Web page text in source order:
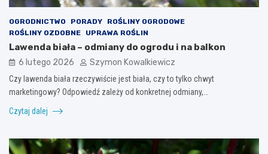
OGRODNICTWO PORADY
ROŚLINY OGRODOWE
ROŚLINY OZDOBNE
UPRAWA ROŚLIN
Lawenda biała – odmiany do ogrodu i na balkon
6 lutego 2026 Szymon Kowalkiewicz
Czy lawenda biała rzeczywiście jest biała, czy to tylko chwyt
marketingowy? Odpowiedź zależy od konkretnej odmiany,…
Czytaj dalej